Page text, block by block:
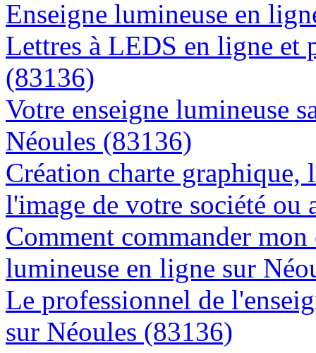
Enseigne lumineuse en
Lettres à LEDS en ligne et
(83136)
Votre enseigne lumineuse
Néoules (83136)
Création charte graphique,
l'image de votre société
Comment commander
lumineuse en ligne sur
Le professionnel de
sur Néoules (83136)